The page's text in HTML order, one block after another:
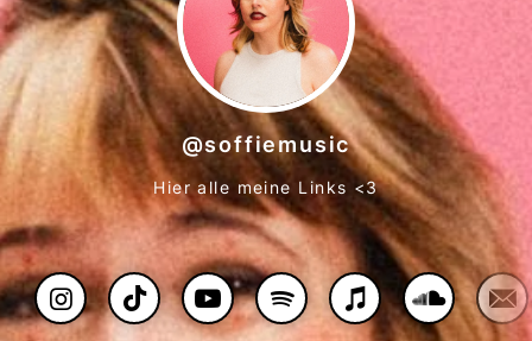
@soffiemusic
Hier alle meine Links <3